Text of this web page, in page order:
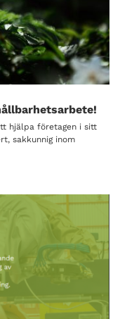
hjälpa företagen i sitt
sakkunnig inom